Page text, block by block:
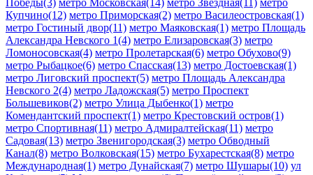
Купчино(12) метро Приморская(2) метро Василеостровская(1)
метро Гостиный двор(11) метро Маяковская(1) метро Площадь
Александра Невского 1(4) метро Елизаровская(3) метро
Ломоносовская(4) метро Пролетарская(6) метро Обухово(9)
метро Рыбацкое(6) метро Спасская(13) метро Достоевская(1)
метро Лиговский проспект(5) метро Площадь Александра
Невского 2(4) метро Ладожская(5) метро Проспект
Большевиков(2) метро Улица Дыбенко(1) метро
Комендантский проспект(1) метро Крестовский остров(1)
метро Спортивная(11) метро Адмиралтейская(11) метро
Садовая(13) метро Звенигородская(3) метро Обводный
Канал(8) метро Волковская(15) метро Бухарестская(8) метро
Международная(1) метро Дунайская(7) метро Шушары(10) ул